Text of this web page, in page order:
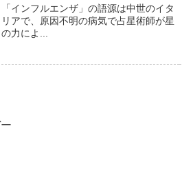
「インフルエンザ」の語源は中世のイタ
リアで、原因不明の病気で占星術師が星
の力によ...